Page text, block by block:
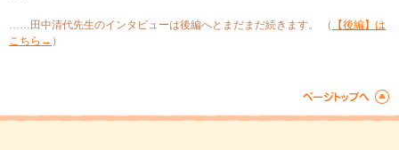
……田中清代先生のインタビューは後編へとまだまだ続きます。 （
【後編】は
こちら→ ）